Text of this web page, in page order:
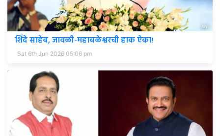
शिंदे साहेब, जावळी-महाबळेश्वरची हाक ऐका!
Sat 6th Jun 2026 05:06 pm